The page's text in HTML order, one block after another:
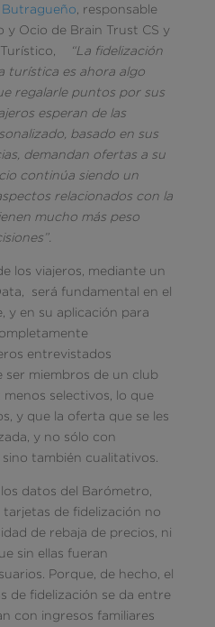
Butragueño , responsable
y Ocio de Brain Trust CS y
Turístico,
“La fidelización
turística es ahora algo
regalarle puntos por sus
esperan de las
basado en sus
demandan ofertas a su
continúa siendo un
relacionados con la
mucho más peso
los viajeros, mediante un
será fundamental en el
y en su aplicación para
entrevistados
ser miembros de un club
selectivos, lo que
y que la oferta que se les
y no sólo con
también cualitativos.
datos del Barómetro,
tarjetas de fidelización no
de rebaja de precios, ni
sin ellas fueran
Porque, de hecho, el
de fidelización se da entre
con ingresos familiares